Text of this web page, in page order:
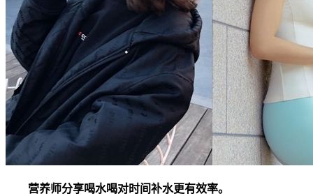
营养师分享喝水喝对时间补水更有效率。